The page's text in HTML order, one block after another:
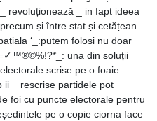
revoluționează _ in fapt ideea
și între stat și cetățean –
‘_:putem folosi nu doar
una din soluții
scrise pe o foaie
ii _ rescrise partidele pot
foi cu puncte electorale pentru
pe o copie ciorna face